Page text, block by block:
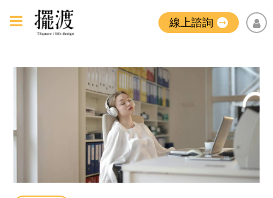
線上諮詢